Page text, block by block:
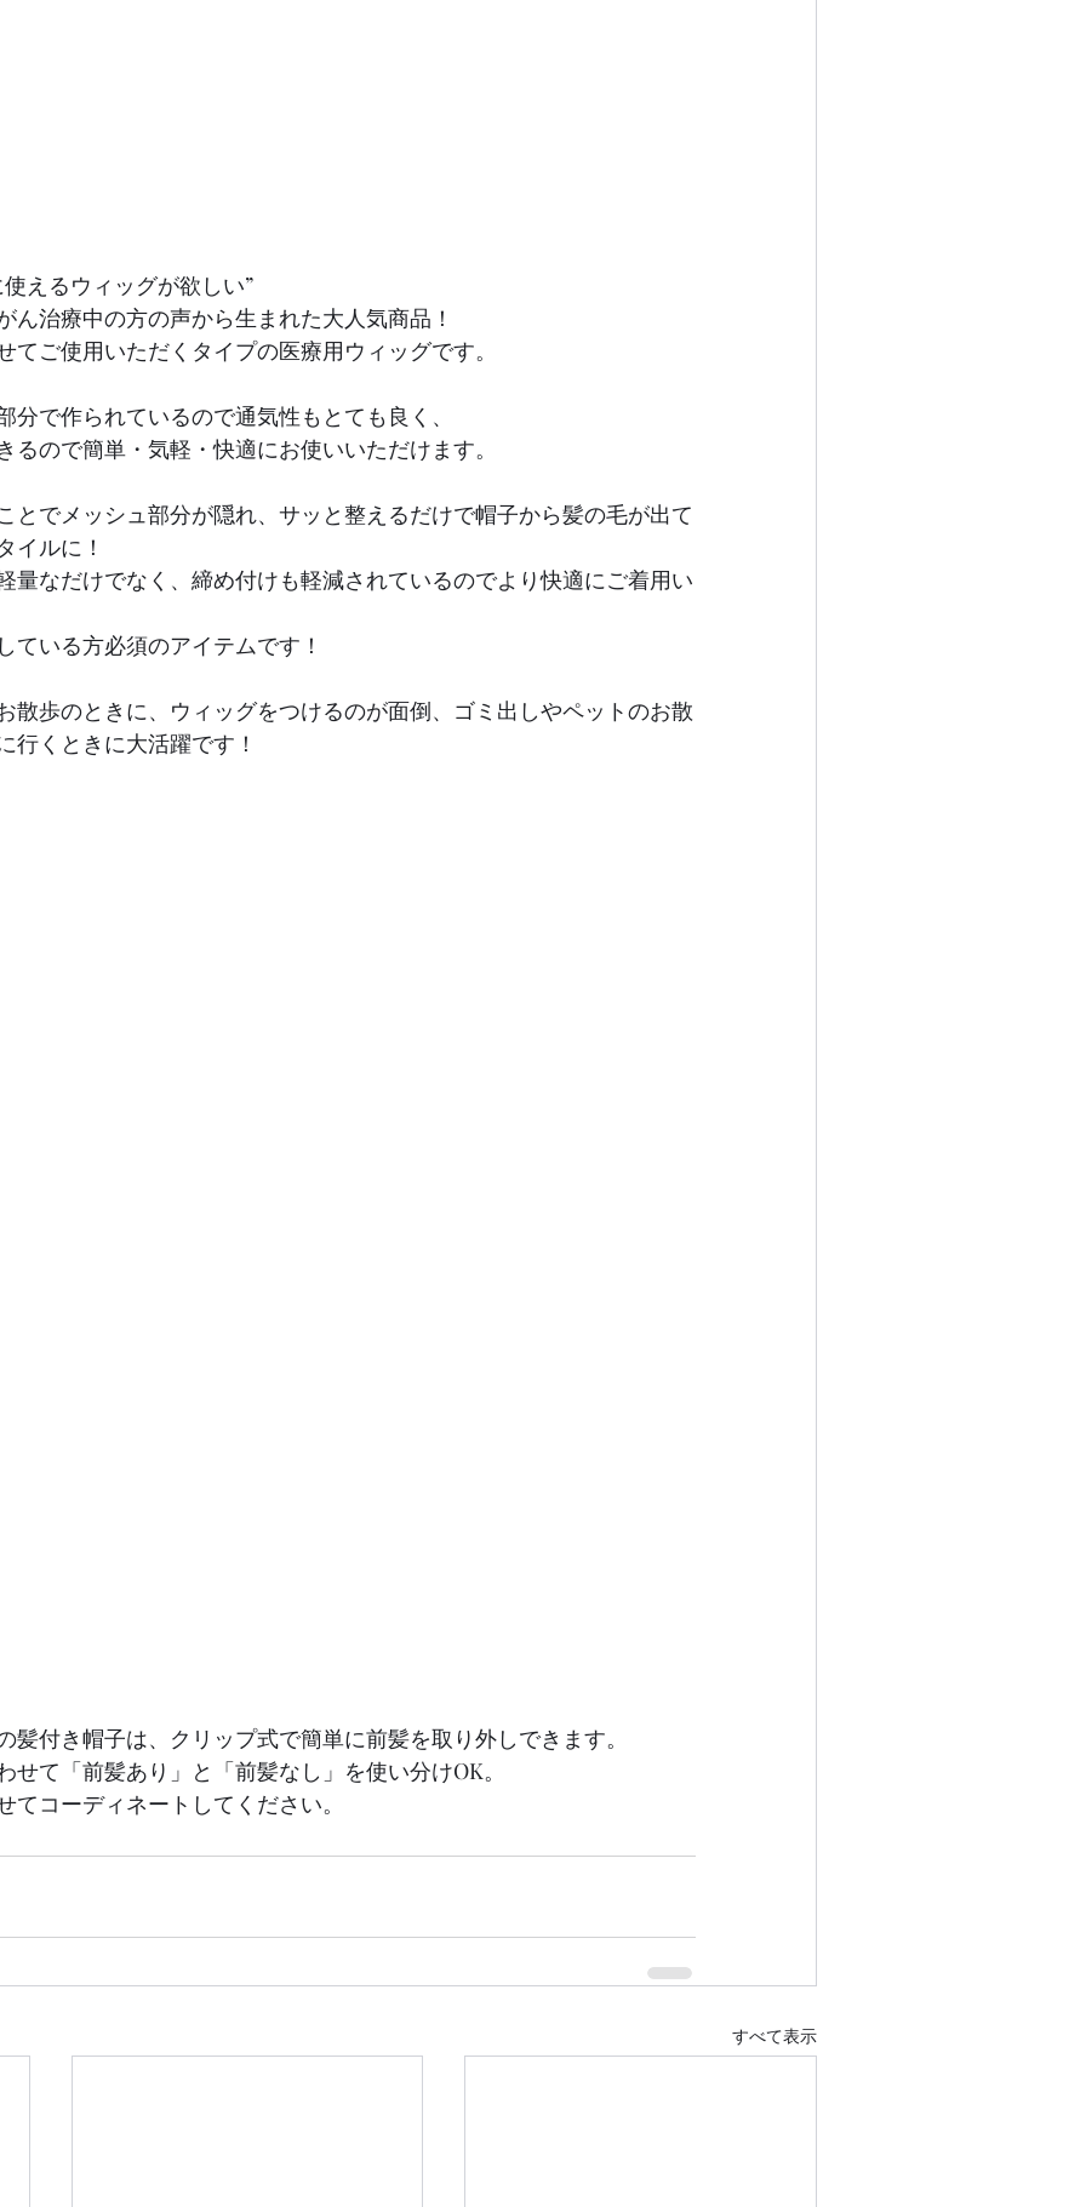
えるウィッグが欲しい”
ん治療中の方の声から生まれた大人気商品！
てご使用いただくタイプの医療用ウィッグです。
分で作られているので通気性もとても良く、
るので簡単・気軽・快適にお使いいただけます。
とでメッシュ部分が隠れ、サッと整えるだけで帽子から髪の毛が出て
イルに！
量なだけでなく、締め付けも軽減されているのでより快適にご着用い
ている方必須のアイテムです！
散歩のときに、ウィッグをつけるのが面倒、ゴミ出しやペットのお散
行くときに大活躍です！
髪付き帽子は、クリップ式で簡単に前髪を取り外しできます。
せて「前髪あり」と「前髪なし」を使い分けOK。
てコーディネートしてください。
すべて表示